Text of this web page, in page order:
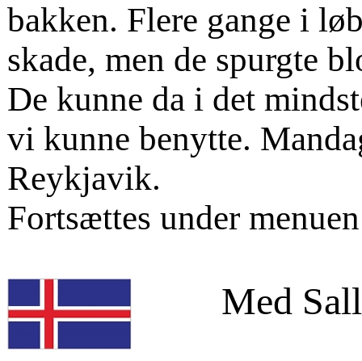
bakken. Flere gange i
skade, men de spurgte
De kunne da i det
vi kunne benytte.
Reykjavik.
Fortsættes under
Med